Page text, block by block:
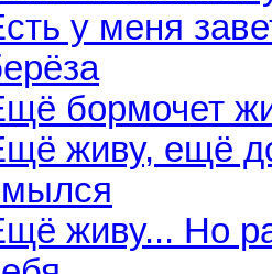
у меня
бормочет
живу, ещё
живу... Но